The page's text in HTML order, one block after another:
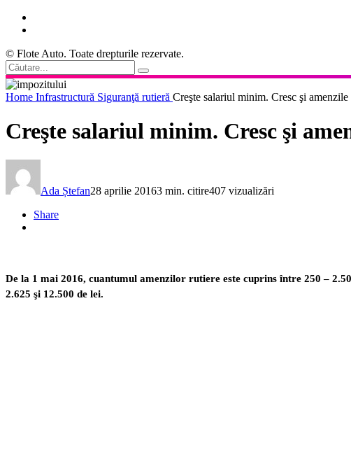
© Flote Auto. Toate drepturile rezervate.
Home Infrastructură Siguranţă rutieră Creşte salariul minim. Cresc şi amenzile
Creşte salariul minim. Cresc şi
Ada Ștefan28 aprilie 20163 min. citire407 vizualizări
Share
De la 1 mai 2016, cuantumul amenzilor rutiere este cuprins între 250 –
2.625 şi 12.500 de lei.